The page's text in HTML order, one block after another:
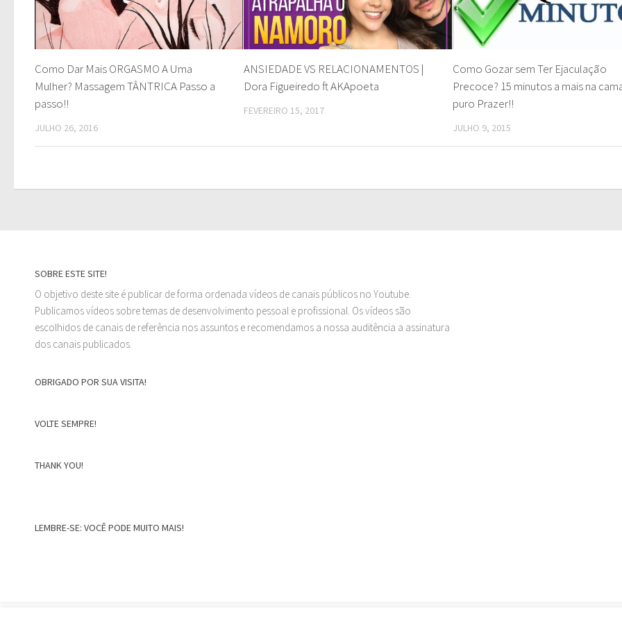
Como Dar Mais ORGASMO A Uma
Mulher? Massagem TÂNTRICA Passo a
passo!!
JULHO 26, 2016
ANSIEDADE VS RELACIONAMENTOS |
Dora Figueiredo ft AKApoeta
FEVEREIRO 15, 2017
Como Gozar sem Ter Ejaculação
Precoce? 15 minutos a mais na
puro Prazer!!
JULHO 9, 2015
SOBRE ESTE SITE!
O objetivo deste site é publicar de forma ordenada vídeos de canais públicos no Youtube.
Publicamos vídeos sobre temas de desenvolvimento pessoal e profissional. Os vídeos são
escolhidos de canais de referência nos assuntos e recomendamos a nossa auditência a assinatura
dos canais publicados.
OBRIGADO POR SUA VISITA!
VOLTE SEMPRE!
THANK YOU!
LEMBRE-SE: VOCÊ PODE MUITO MAIS!